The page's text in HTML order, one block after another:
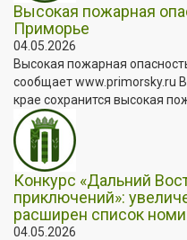
Высокая пожарная
Приморье
04.05.2026
Высокая пожарная
сообщает www.primorsky.ru
крае сохранится высокая
Конкурс «Дальний
приключений»:
расширен список
04.05.2026